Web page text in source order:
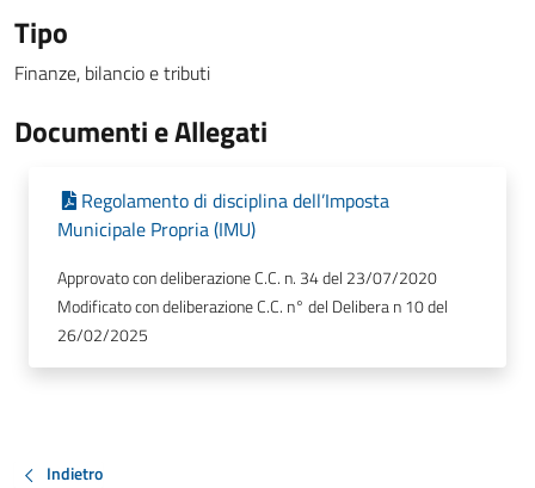
Tipo
Finanze, bilancio e tributi
Documenti e Allegati
Regolamento di disciplina dell’Imposta
Municipale Propria (IMU)
Approvato con deliberazione C.C. n. 34 del 23/07/2020
Modificato con deliberazione C.C. n° del Delibera n 10 del
26/02/2025
Indietro